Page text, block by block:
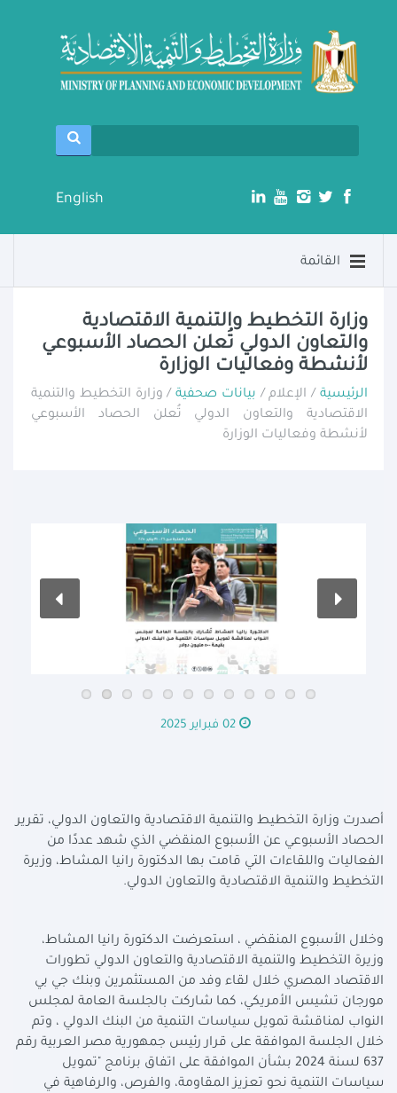
English
القائمة
وزارة التخطيط والتنمية الاقتصادية
والتعاون الدولي تُعلن الحصاد الأسبوعي
لأنشطة وفعاليات الوزارة
الرئيسية/ الإعلام / بيانات صحفية/ وزارة التخطيط والتنمية
الاقتصادية والتعاون الدولي تُعلن الحصاد الأسبوعي
لأنشطة وفعاليات الوزارة
02 فبراير 2025
أصدرت وزارة التخطيط والتنمية الاقتصادية والتعاون الدولي، تقرير
الحصاد الأسبوعي عن الأسبوع المنقضي الذي شهد عددًا من
الفعاليات واللقاءات التي قامت بها الدكتورة رانيا المشاط، وزيرة
التخطيط والتنمية الاقتصادية والتعاون الدولي.
وخلال الأسبوع المنقضي ، استعرضت الدكتورة رانيا المشاط،
وزيرة التخطيط والتنمية الاقتصادية والتعاون الدولي تطورات
الاقتصاد المصري خلال لقاء وفد من المستثمرين وبنك جي بي
مورجان تشيس الأمريكي، كما شاركت بالجلسة العامة لمجلس
النواب لمناقشة تمويل سياسات التنمية من البنك الدولي ، وتم
خلال الجلسة الموافقة على قرار رئيس جمهورية مصر العربية رقم
637 لسنة 2024 بشأن الموافقة على اتفاق برنامج "تمويل
سياسات التنمية نحو تعزيز المقاومة، والفرص، والرفاهية في